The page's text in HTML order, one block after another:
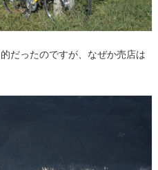
だったのですが、なぜか売店は